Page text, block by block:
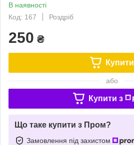
В наявності
Код: 167
Роздріб
250 ₴
Купити
або
Купити з
Що таке купити з Пром?
Замовлення під захистом